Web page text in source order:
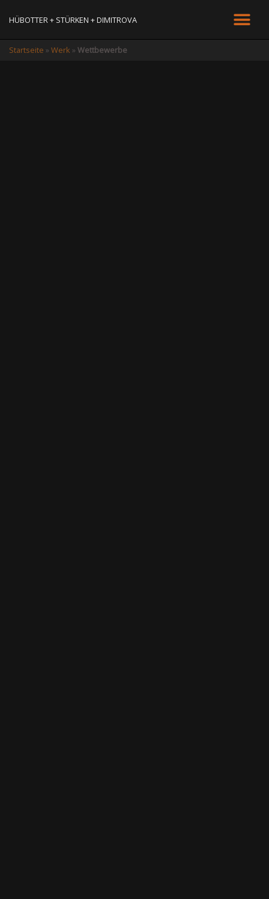
HÜBOTTER + STÜRKEN + DIMITROVA
Startseite » Werk » Wettbewerbe